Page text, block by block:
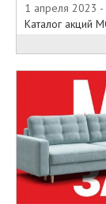
1 апреля 2023
Каталог акций